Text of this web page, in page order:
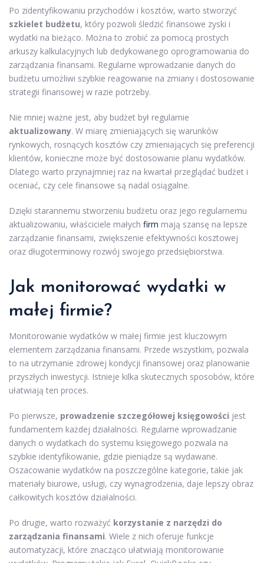
Po zidentyfikowaniu przychodów i kosztów, warto stworzyć
szkielet budżetu, który pozwoli śledzić finansowe zyski i
wydatki na bieżąco. Można to zrobić za pomocą prostych
arkuszy kalkulacyjnych lub dedykowanego oprogramowania do
zarządzania finansami. Regularne wprowadzanie danych do
budżetu umożliwi szybkie reagowanie na zmiany i dostosowanie
strategii finansowej w razie potrzeby.
Nie mniej ważne jest, aby budżet był regularnie
aktualizowany. W miarę zmieniających się warunków
rynkowych, rosnących kosztów czy zmieniających się preferencji
klientów, konieczne może być dostosowanie planu wydatków.
Dlatego warto przynajmniej raz na kwartał przeglądać budżet i
oceniać, czy cele finansowe są nadal osiągalne.
Dzięki starannemu stworzeniu budżetu oraz jego regularnemu
aktualizowaniu, właściciele małych firm mają szansę na lepsze
zarządzanie finansami, zwiększenie efektywności kosztowej
oraz długoterminowy rozwój swojego przedsiębiorstwa.
Jak monitorować wydatki w
małej firmie?
Monitorowanie wydatków w małej firmie jest kluczowym
elementem zarządzania finansami. Przede wszystkim, pozwala
to na utrzymanie zdrowej kondycji finansowej oraz planowanie
przyszłych inwestycji. Istnieje kilka skutecznych sposobów, które
ułatwiają ten proces.
Po pierwsze, prowadzenie szczegółowej księgowości jest
fundamentem każdej działalności. Regularne wprowadzanie
danych o wydatkach do systemu księgowego pozwala na
szybkie identyfikowanie, gdzie pieniądze są wydawane.
Oszacowanie wydatków na poszczególne kategorie, takie jak
materiały biurowe, usługi, czy wynagrodzenia, daje lepszy obraz
całkowitych kosztów działalności.
Po drugie, warto rozważyć korzystanie z narzędzi do
zarządzania finansami. Wiele z nich oferuje funkcje
automatyzacji, które znacząco ułatwiają monitorowanie